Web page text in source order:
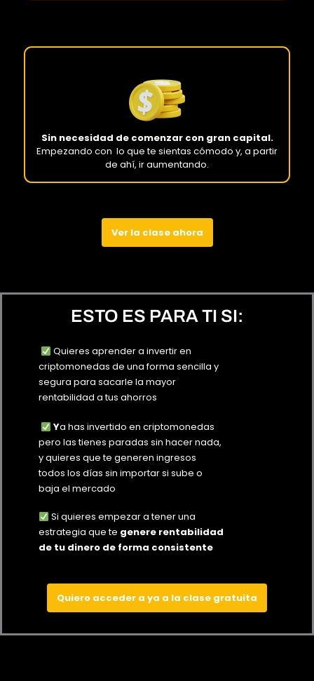
Sin necesidad de comenzar con gran capital.
Empezando con lo que te sientas cómodo y, a partir
de ahí, ir aumentando.
Ver la clase ahora
ESTO ES PARA TI SI:
Quieres aprender a invertir en
criptomonedas de una forma sencilla y
segura para sacarle la mayor
rentabilidad a tus ahorros
Ya has invertido en criptomonedas
pero las tienes paradas sin hacer nada,
y quieres que te generen ingresos
todos los días sin importar si sube o
baja el mercado
Si quieres empezar a tener una
estrategia que te genere rentabilidad
de tu dinero de forma consistente
Quiero acceder a ya a la clase gratuita